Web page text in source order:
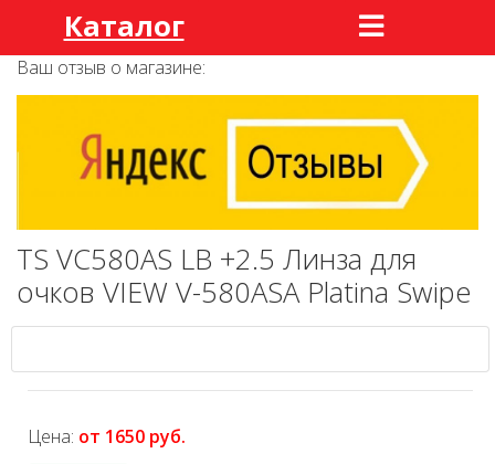
Каталог
Ваш отзыв о магазине:
TS VC580AS LB +2.5 Линза для
очков VIEW V-580ASA Platina Swipe
Цена: от 1650 руб.